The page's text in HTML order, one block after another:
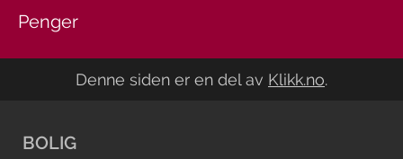
Penger
Denne siden er en del av Klikk.no.
BOLIG